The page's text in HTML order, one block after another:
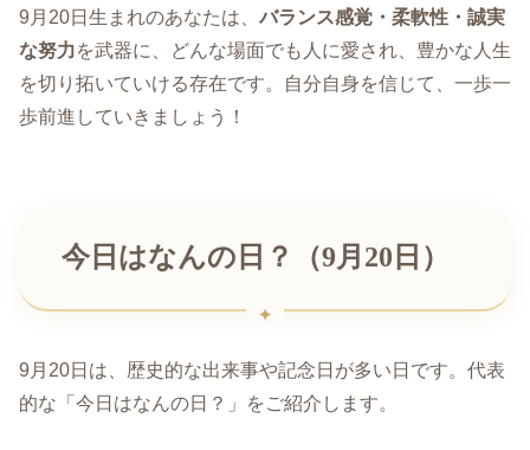
9月20日生まれのあなたは、 バランス感覚・柔軟性・誠実
な努力を武器に、どんな場面でも人に愛され、豊かな人生
を切り拓いていける存在です。自分自身を信じて、一歩一
歩前進していきましょう！
今日はなんの日？（9月20日）
9月20日は、歴史的な出来事や記念日が多い日です。代表
的な「今日はなんの日？」をご紹介します。